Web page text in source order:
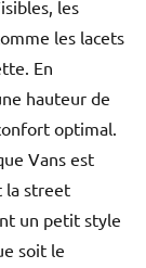
les
les lacets
En
hauteur de
optimal.
Vans est
la street
un petit style
soit le